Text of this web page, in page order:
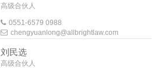
高级合伙人
0551-6579 0988
chengyuanlong@allbrightlaw.com
刘民选
高级合伙人